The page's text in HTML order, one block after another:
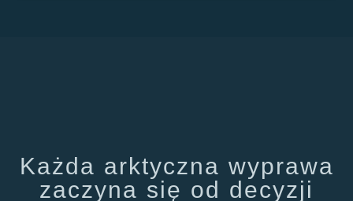
Każda arktyczna wyprawa
zaczyna się od decyzji